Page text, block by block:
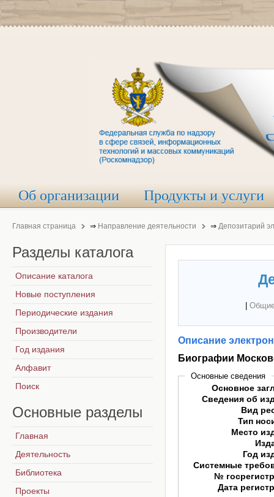
Об организации Продукты и услуги
Главная страница ⇒ Направление деятельности ⇒ Депозитарий
Описание
Биографии
Основные сведения
Основное
Сведения об
Вид
Тип
Место
Год
Системные
№
Дата
Разделы каталога
Описание каталога
Новые поступления
Периодические издания
Производители
Год издания
Алфавит
Поиск
Основные разделы
Главная
Деятельность
Библиотека
Проекты